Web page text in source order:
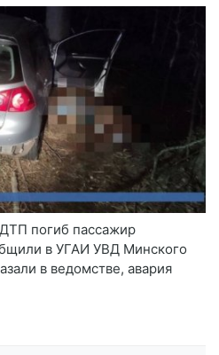
погиб пассажир
в УГАИ УВД Минского
в ведомстве, авария